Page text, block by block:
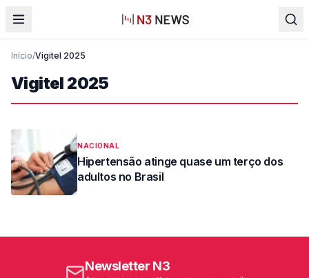
Início/Vigitel 2025
Vigitel 2025
NACIONAL
Hipertensão atinge quase um terço dos
adultos no Brasil
Newsletter N3